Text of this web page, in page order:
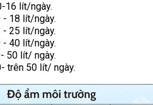
16 lít/ngày.
- 18 lít/ngày.
- 25 lít/ngày.
- 40 lít/ngày.
50 lít/ ngày.
trên 50 lít/ ngày.